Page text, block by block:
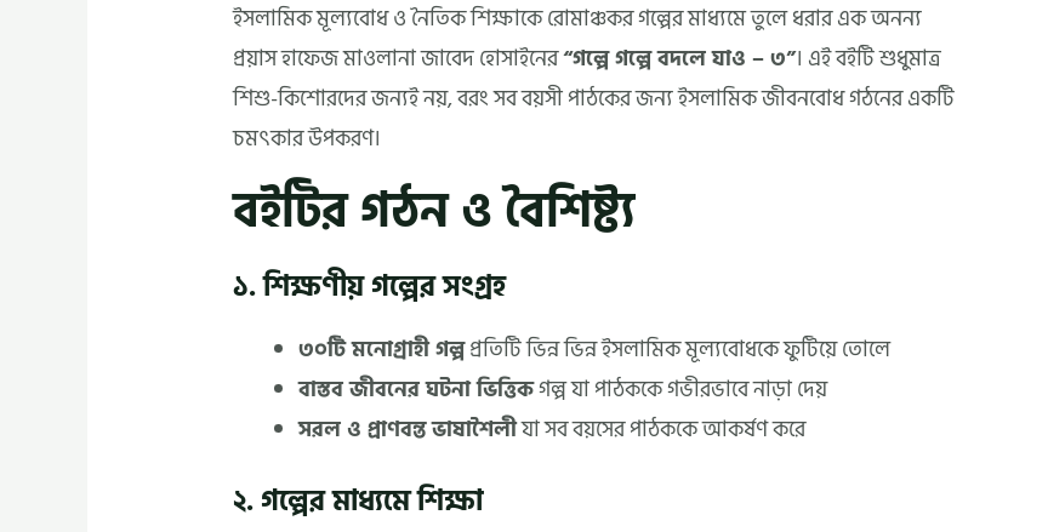
ইসলামিক মূল্যবোধ ও নৈতিক শিক্ষাকে রোমাঞ্চকর গল্পের মাধ্যমে তুলে ধরার এক অনন্য
প্রয়াস হাফেজ মাওলানা জাবেদ হোসাইনের“গল্পে গল্পে বদলে যাও – ৩”। এই বইটি শুধুমাত্র
শিশু-কিশোরদের জন্যই নয়, বরং সব বয়সী পাঠকের জন্য ইসলামিক জীবনবোধ গঠনের একটি
চমৎকার উপকরণ।
বইটির গঠন ও বৈশিষ্ট্য
১. শিক্ষণীয় গল্পের সংগ্রহ
৩০টি মনোগ্রাহী গল্পপ্রতিটি ভিন্ন ভিন্ন ইসলামিক মূল্যবোধকে ফুটিয়ে তোলে
বাস্তব জীবনের ঘটনা ভিত্তিকগল্প যা পাঠককে গভীরভাবে নাড়া দেয়
সরল ও প্রাণবন্ত ভাষাশৈলীযা সব বয়সের পাঠককে আকর্ষণ করে
২. গল্পের মাধ্যমে শিক্ষা